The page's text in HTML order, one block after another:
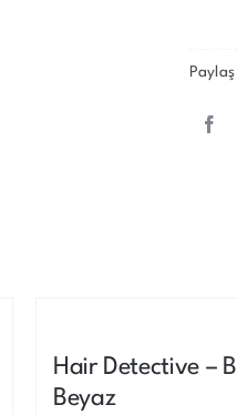
Paylaş
Hair Detective –
Beyaz